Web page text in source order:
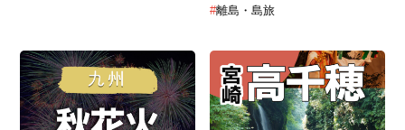
#離島・島旅